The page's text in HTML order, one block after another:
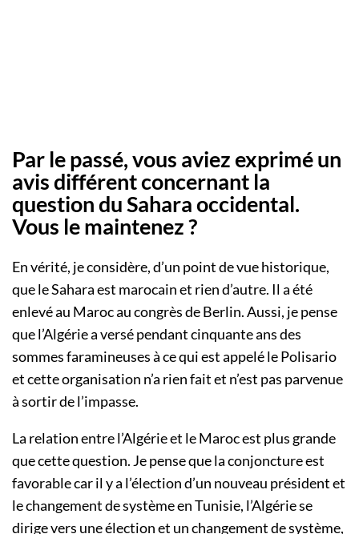
Par le passé, vous aviez exprimé un
avis différent concernant la
question du Sahara occidental.
Vous le maintenez ?
En vérité, je considère, d’un point de vue historique,
que le Sahara est marocain et rien d’autre. Il a été
enlevé au Maroc au congrès de Berlin. Aussi, je pense
que l’Algérie a versé pendant cinquante ans des
sommes faramineuses à ce qui est appelé le Polisario
et cette organisation n’a rien fait et n’est pas parvenue
à sortir de l’impasse.
La relation entre l’Algérie et le Maroc est plus grande
que cette question. Je pense que la conjoncture est
favorable car il y a l’élection d’un nouveau président et
le changement de système en Tunisie, l’Algérie se
dirige vers une élection et un changement de système,